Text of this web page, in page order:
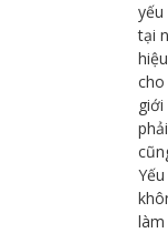
yếu
tại
giới
làm